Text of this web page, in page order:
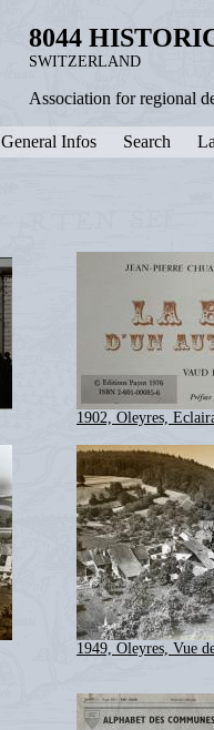
8044
SWITZERLAND
Association for regional
General Infos Search
1902, Oleyres,
1949, Oleyres, Vue